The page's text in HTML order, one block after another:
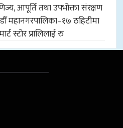
आपूर्ति तथा उपभोक्ता संरक्षण
महानगरपालिका–१७ ठहिटीमा
स्टोर प्रालिलाई रु